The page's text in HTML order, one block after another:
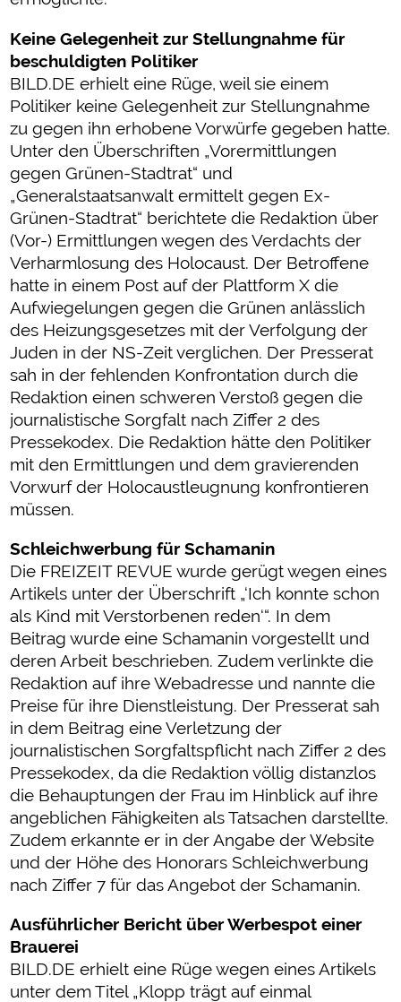
Keine Gelegenheit zur Stellungnahme für
beschuldigten Politiker
BILD.DE erhielt eine Rüge, weil sie einem
Politiker keine Gelegenheit zur Stellungnahme
zu gegen ihn erhobene Vorwürfe gegeben hatte.
Unter den Überschriften „Vorermittlungen
gegen Grünen-Stadtrat“ und
„Generalstaatsanwalt ermittelt gegen Ex-
Grünen-Stadtrat“ berichtete die Redaktion über
(Vor-) Ermittlungen wegen des Verdachts der
Verharmlosung des Holocaust. Der Betroffene
hatte in einem Post auf der Plattform X die
Aufwiegelungen gegen die Grünen anlässlich
des Heizungsgesetzes mit der Verfolgung der
Juden in der NS-Zeit verglichen. Der Presserat
sah in der fehlenden Konfrontation durch die
Redaktion einen schweren Verstoß gegen die
journalistische Sorgfalt nach Ziffer 2 des
Pressekodex. Die Redaktion hätte den Politiker
mit den Ermittlungen und dem gravierenden
Vorwurf der Holocaustleugnung konfrontieren
müssen.
Schleichwerbung für Schamanin
Die FREIZEIT REVUE wurde gerügt wegen eines
Artikels unter der Überschrift „‘Ich konnte schon
als Kind mit Verstorbenen reden‘“. In dem
Beitrag wurde eine Schamanin vorgestellt und
deren Arbeit beschrieben. Zudem verlinkte die
Redaktion auf ihre Webadresse und nannte die
Preise für ihre Dienstleistung. Der Presserat sah
in dem Beitrag eine Verletzung der
journalistischen Sorgfaltspflicht nach Ziffer 2 des
Pressekodex, da die Redaktion völlig distanzlos
die Behauptungen der Frau im Hinblick auf ihre
angeblichen Fähigkeiten als Tatsachen darstellte.
Zudem erkannte er in der Angabe der Website
und der Höhe des Honorars Schleichwerbung
nach Ziffer 7 für das Angebot der Schamanin.
Ausführlicher Bericht über Werbespot einer
Brauerei
BILD.DE erhielt eine Rüge wegen eines Artikels
unter dem Titel „Klopp trägt auf einmal